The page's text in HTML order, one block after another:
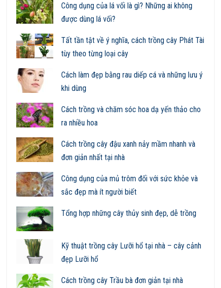
Công dụng của lá vối là gì? Những ai không
được dùng lá vối?
Tất tần tật về ý nghĩa, cách trồng cây Phát Tài
tùy theo từng loại cây
Cách làm đẹp bằng rau diếp cá và những lưu ý
khi dùng
Cách trồng và chăm sóc hoa dạ yến thảo cho
ra nhiều hoa
Cách trồng cây đậu xanh nảy mầm nhanh và
đơn giản nhất tại nhà
Công dụng của mủ trôm đối với sức khỏe và
sắc đẹp mà ít người biết
Tổng hợp những cây thủy sinh đẹp, dễ trồng
Kỹ thuật trồng cây Lưỡi hổ tại nhà – cây cảnh
đẹp Lưỡi hổ
Cách trồng cây Trầu bà đơn giản tại nhà